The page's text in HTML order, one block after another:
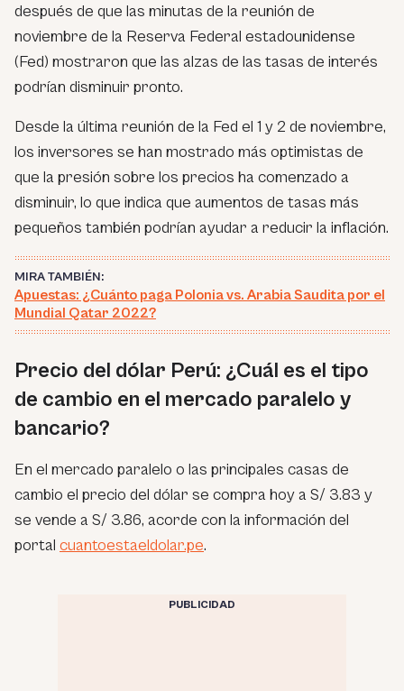
después de que las minutas de la reunión de
noviembre de la Reserva Federal estadounidense
(Fed) mostraron que las alzas de las tasas de interés
podrían disminuir pronto.
Desde la última reunión de la Fed el 1 y 2 de noviembre,
los inversores se han mostrado más optimistas de
que la presión sobre los precios ha comenzado a
disminuir, lo que indica que aumentos de tasas más
pequeños también podrían ayudar a reducir la inflación.
MIRA TAMBIÉN:
Apuestas: ¿Cuánto paga Polonia vs. Arabia Saudita por el
Mundial Qatar 2022?
Precio del dólar Perú: ¿Cuál es el tipo
de cambio en el mercado paralelo y
bancario?
En el mercado paralelo o las principales casas de
cambio el precio del dólar se compra hoy a S/ 3.83 y
se vende a S/ 3.86, acorde con la información del
portal cuantoestaeldolar.pe.
PUBLICIDAD